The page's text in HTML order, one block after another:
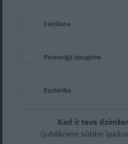
Ceļošana
Personīgā izaugsme
Ezoterika
Kad ir tava
(jubilāriem sūtām